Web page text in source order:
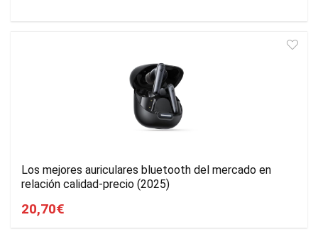
Los mejores auriculares bluetooth del mercado en
relación calidad-precio (2025)
20,70€